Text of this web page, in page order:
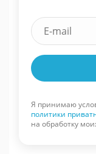
Я принимаю
политики
на обработку